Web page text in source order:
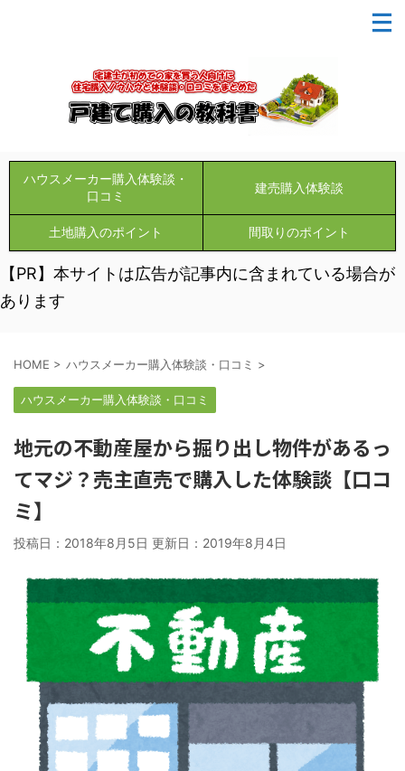
ハウスメーカー購入体験談・
口コミ
建売購入体験談
土地購入のポイント 間取りのポイント
【PR】本サイトは広告が記事内に含まれている場合が
あります
HOME > ハウスメーカー購入体験談・口コミ >
ハウスメーカー購入体験談・口コミ
地元の不動産屋から掘り出し物件があるっ
てマジ？売主直売で購入した体験談【口コ
ミ】
投稿日：2018年8月5日 更新日： 2019年8月4日